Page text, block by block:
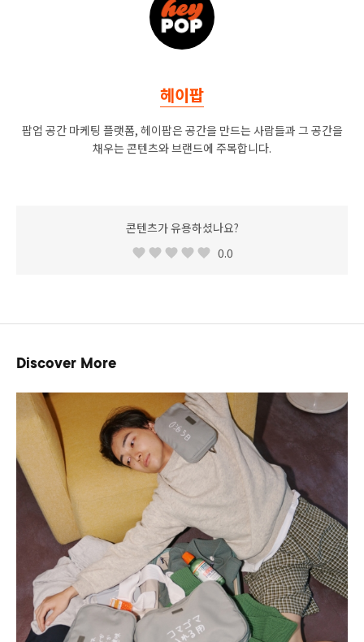
헤이팝
팝업 공간 마케팅 플랫폼, 헤이팝은 공간을 만드는 사람들과 그 공간을
채우는 콘텐츠와 브랜드에 주목합니다.
콘텐츠가 유용하셨나요?
0.0
Discover More